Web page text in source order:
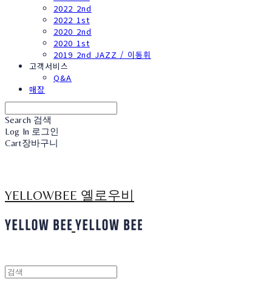
2022 2nd
2022 1st
2020 2nd
2020 1st
2019 2nd JAZZ / 이동휘
고객서비스
Q&A
매장
Search 검색
Log In 로그인
Cart장바구니
YELLOWBEE 옐로우비